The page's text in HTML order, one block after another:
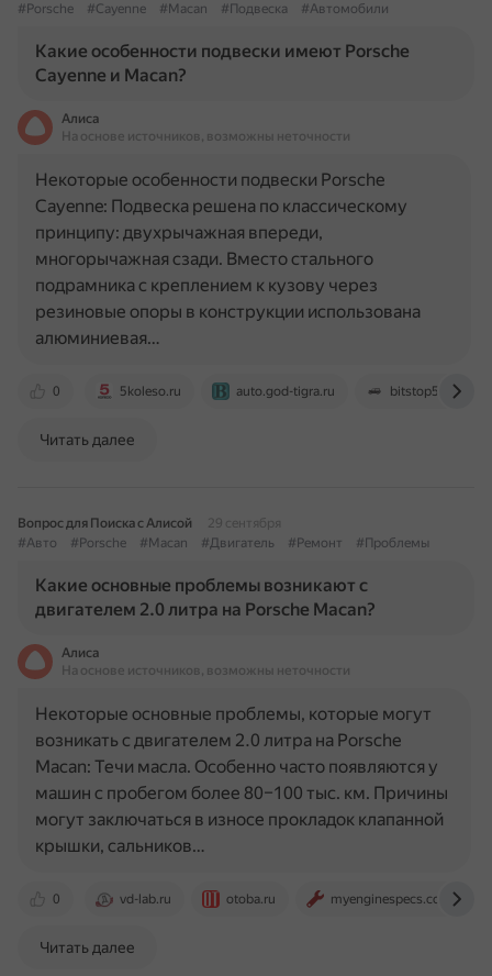
#Porsche
#Cayenne #Macan #Подвеска #Автомобили
Какие особенности подвески имеют Porsche
Cayenne и Macan?
Алиса
На основе источников, возможны неточности
0 5koleso.ru auto.god-tigra.ru bitstop54.ru
Некоторые особенности подвески Porsche
Cayenne: Подвеска решена по классическому
принципу: двухрычажная впереди,
многорычажная сзади. Вместо стального
подрамника с креплением к кузову через
резиновые опоры в конструкции использована
алюминиевая…
Читать далее
Вопрос для Поиска с Алисой
29 сентября
#Авто
#Porsche #Macan #Двигатель #Ремонт #Проблемы
Какие основные проблемы возникают с
двигателем 2.0 литра на Porsche Macan?
Алиса
На основе источников, возможны неточности
0 vd-lab.ru otoba.ru myenginespecs.com
Некоторые основные проблемы, которые могут
возникать с двигателем 2.0 литра на Porsche
Macan: Течи масла. Особенно часто появляются у
машин с пробегом более 80–100 тыс. км. Причины
могут заключаться в износе прокладок клапанной
крышки, сальников…
Читать далее